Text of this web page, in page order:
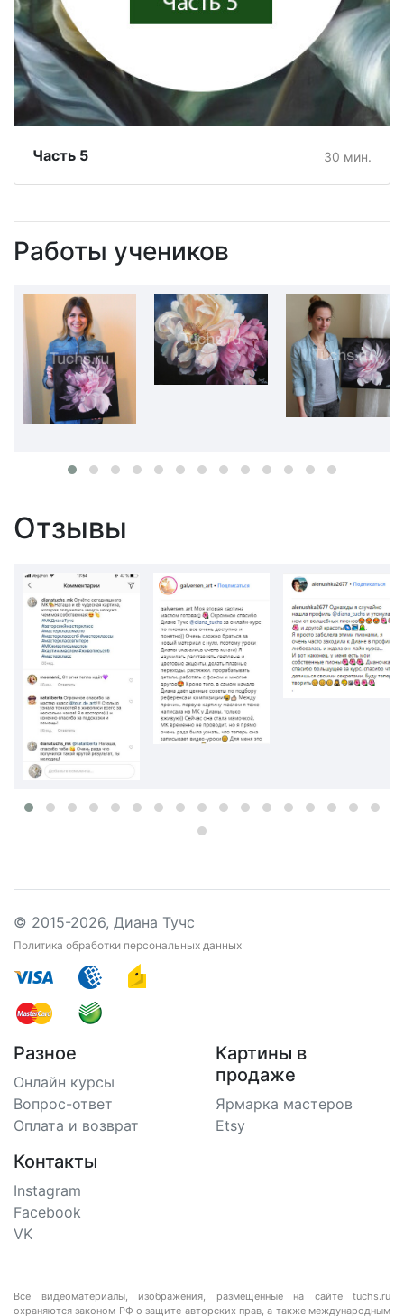
30 мин.
Часть 5
Работы учеников
Отзывы
© 2015-2026, Диана Тучс
Политика обработки персональных данных
Разное
Онлайн курсы
Вопрос-ответ
Оплата и возврат
Картины в
продаже
Ярмарка мастеров
Etsy
Контакты
Instagram
Facebook
VK
Все видеоматериалы, изображения, размещенные на сайте tuchs.ru
охраняются законом РФ о защите авторских прав, а также международным